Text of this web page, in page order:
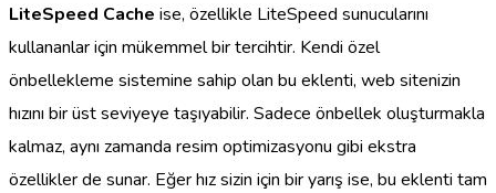
LiteSpeed Cache ise, özellikle LiteSpeed sunucularını
kullananlar için mükemmel bir tercihtir. Kendi özel
önbellekleme sistemine sahip olan bu eklenti, web sitenizin
hızını bir üst seviyeye taşıyabilir. Sadece önbellek oluşturmakla
kalmaz, aynı zamanda resim optimizasyonu gibi ekstra
özellikler de sunar. Eğer hız sizin için bir yarış ise, bu eklenti tam